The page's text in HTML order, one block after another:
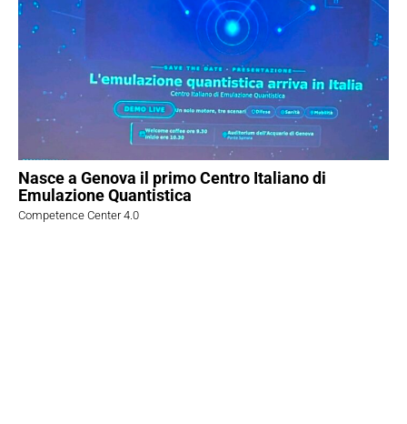
Nasce a Genova il primo Centro Italiano di
Emulazione Quantistica
Competence Center 4.0